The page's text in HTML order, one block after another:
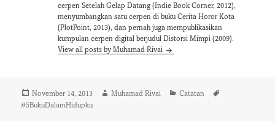
cerpen Setelah Gelap Datang (Indie Book Corner, 2012),
menyumbangkan satu cerpen di buku Cerita Horor Kota
(PlotPoint, 2013), dan pernah juga mempublikasikan
kumpulan cerpen digital berjudul Distorsi Mimpi (2009).
View all posts by Muhamad Rivai
Posted
on
November 14, 2013 Author
Muhamad Rivai Categories
Catatan
#5BukuDalamHidupku